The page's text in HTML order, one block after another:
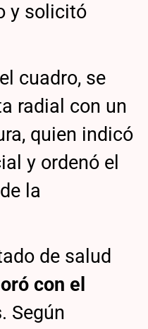
y solicitó
cuadro, se
radial con un
quien indicó
y ordenó el
la
de salud
con el
. Según